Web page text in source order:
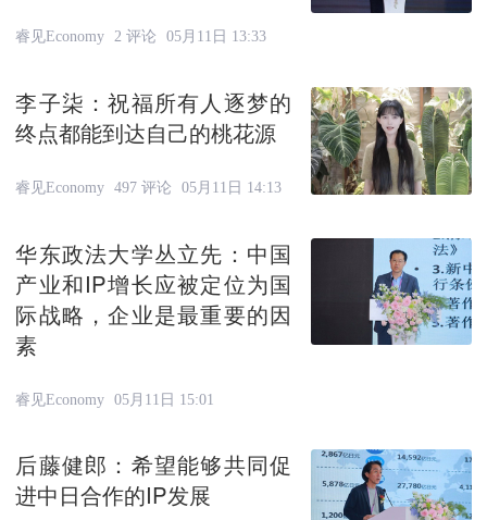
睿见Economy 2 评论 05月11日 13:33
李子柒：祝福所有人逐梦的
终点都能到达自己的桃花源
睿见Economy 497 评论 05月11日 14:13
华东政法大学丛立先：中国
产业和IP增长应被定位为国
际战略，企业是最重要的因
素
睿见Economy 05月11日 15:01
后藤健郎：希望能够共同促
进中日合作的IP发展